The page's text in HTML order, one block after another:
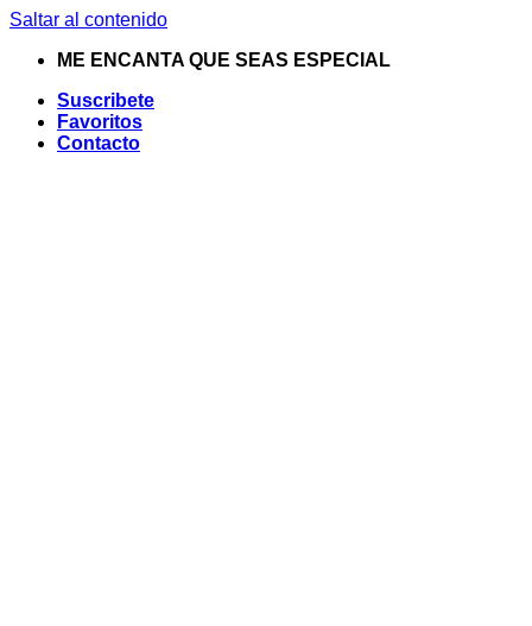
Saltar al contenido
ME ENCANTA QUE SEAS ESPECIAL
Suscribete
Favoritos
Contacto